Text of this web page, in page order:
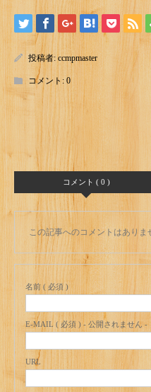
投稿者: ccmpmaster
コメント: 0
コメント ( 0 )
この記事へのコメントはありま
名前 ( 必須 )
E-MAIL ( 必須 ) - 公開されません -
URL